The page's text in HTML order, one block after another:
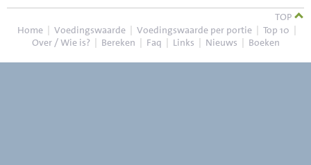
TOP
Home | Voedingswaarde | Voedingswaarde per portie | Top 10 |
Over / Wie is? | Bereken | Faq | Links | Nieuws | Boeken